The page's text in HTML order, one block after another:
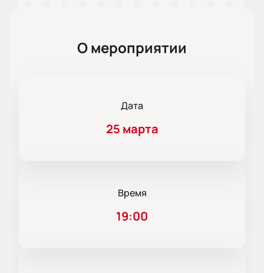
О мероприятии
Дата
25 марта
Время
19:00